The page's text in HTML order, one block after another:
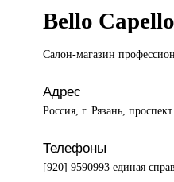
Bello Capello
Салон-магазин
Адрес
Россия, г. Рязань,
Телефоны
[920] 9590993 единая